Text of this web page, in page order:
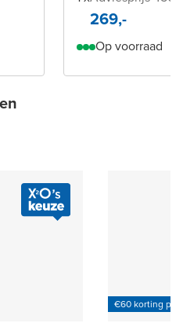
269,-
Op voorraad
€60 korting per